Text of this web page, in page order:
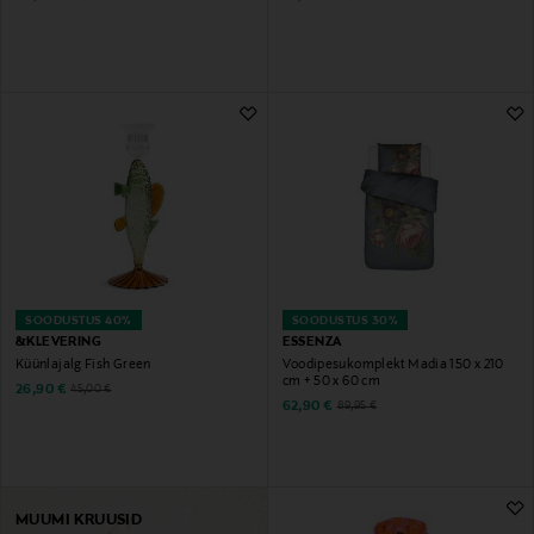
SOODUSTUS 40%
&KLEVERING
Küünlajalg Fish Green
Discounted Price
26,90 € Original Price
45,00 €
SOODUSTUS 30%
ESSENZA
Voodipesukomplekt Madia 150 x 210
cm + 50 x 60 cm
Discounted Price
62,90 € Original Price
89,95 €
MUUMI KRUUSID